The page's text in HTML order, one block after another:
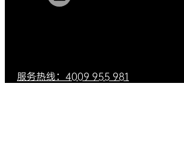
服务热线：4009 955 981